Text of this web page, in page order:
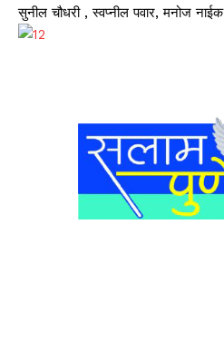
सुनील चौधरी , स्वप्नील पवार, मनोज